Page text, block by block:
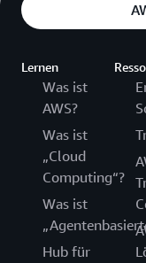
Lernen
Was ist
AWS?
Was ist
„Cloud
Computing“?
Was ist
Hub für